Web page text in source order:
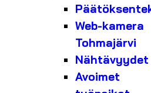
Web-kamera
Tohmajärvi
Nähtävyydet
Avoimet